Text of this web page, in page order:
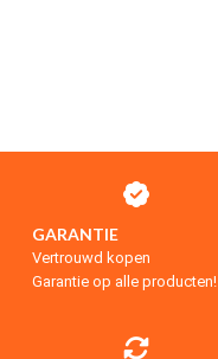
GARANTIE
Vertrouwd kopen
Garantie op alle producten!